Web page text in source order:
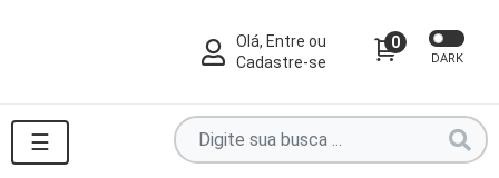
Olá, Entre ou
Cadastre-se
0
DARK
☰
Pesquise
por